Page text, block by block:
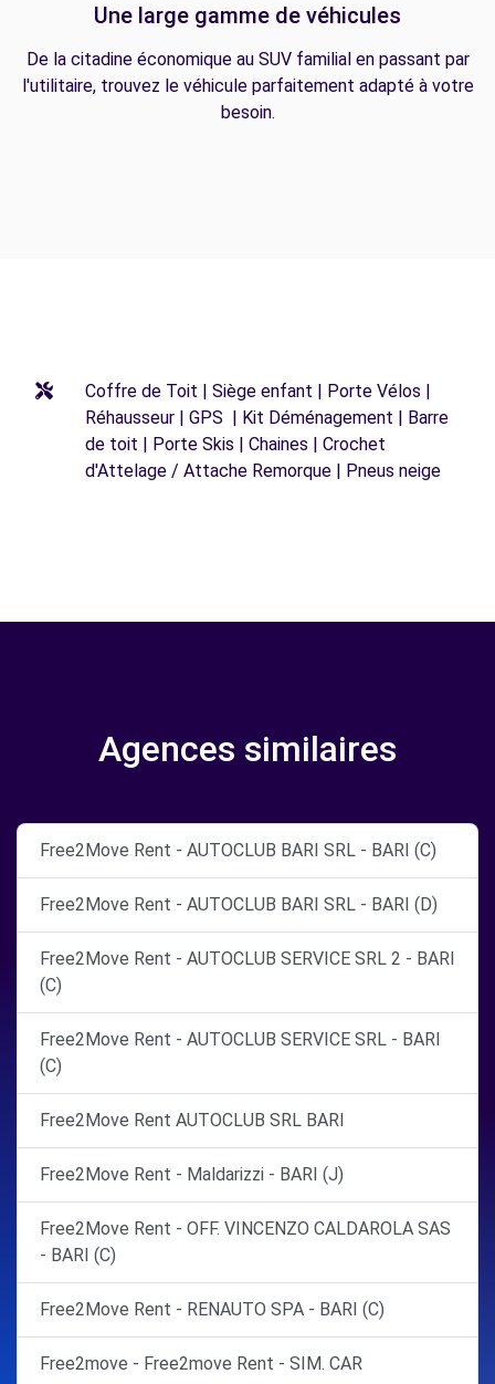
Une large gamme de véhicules
De la citadine économique au SUV familial en passant par
l'utilitaire, trouvez le véhicule parfaitement adapté à votre
besoin.
Coffre de Toit | Siège enfant | Porte Vélos |
Réhausseur | GPS | Kit Déménagement | Barre
de toit | Porte Skis | Chaines | Crochet
d'Attelage / Attache Remorque | Pneus neige
Agences similaires
Free2Move Rent - AUTOCLUB BARI SRL - BARI (C)
Free2Move Rent - AUTOCLUB BARI SRL - BARI (D)
Free2Move Rent - AUTOCLUB SERVICE SRL 2 - BARI
(C)
Free2Move Rent - AUTOCLUB SERVICE SRL - BARI
(C)
Free2Move Rent AUTOCLUB SRL BARI
Free2Move Rent - Maldarizzi - BARI (J)
Free2Move Rent - OFF. VINCENZO CALDAROLA SAS
- BARI (C)
Free2Move Rent - RENAUTO SPA - BARI (C)
Free2move - Free2move Rent - SIM. CAR